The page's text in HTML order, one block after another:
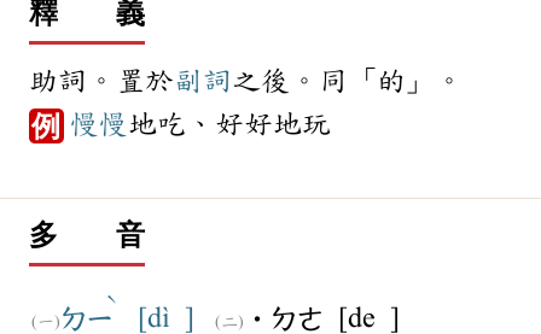
釋 義
助詞。置於副詞之後。同「的」。
例 慢慢 地吃、好好地玩
多 音
ㄉㄧ
ˋ
[dì ] ˙ㄉㄜ [de ]